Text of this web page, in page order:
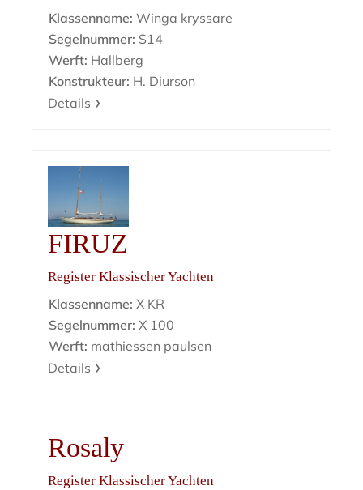
Klassenname: Winga kryssare
Segelnummer: S14
Werft: Hallberg
Konstrukteur: H. Diurson
Details
FIRUZ
Register Klassischer Yachten
Klassenname: X KR
Segelnummer: X 100
Werft: mathiessen paulsen
Details
Rosaly
Register Klassischer Yachten